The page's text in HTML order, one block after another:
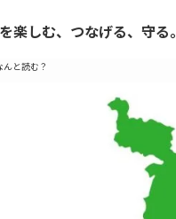
楽しむ、つなげる、守る。
と読む？